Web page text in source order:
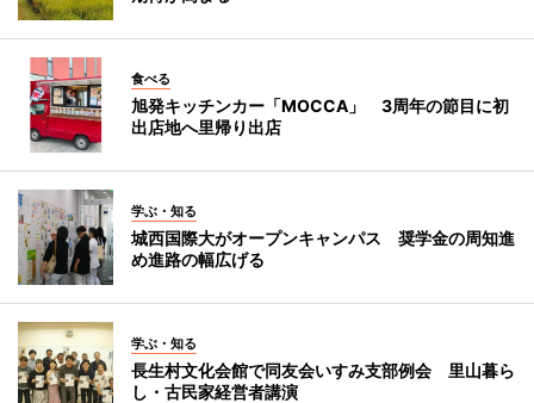
食べる
旭発キッチンカー「MOCCA」 3周年の節目に初
出店地へ里帰り出店
学ぶ・知る
城西国際大がオープンキャンパス 奨学金の周知進
め進路の幅広げる
学ぶ・知る
長生村文化会館で同友会いすみ支部例会 里山暮ら
し・古民家経営者講演